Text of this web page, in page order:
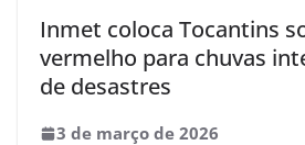
Inmet coloca Tocantins
vermelho para chuvas
de desastres
3 de março de 2026